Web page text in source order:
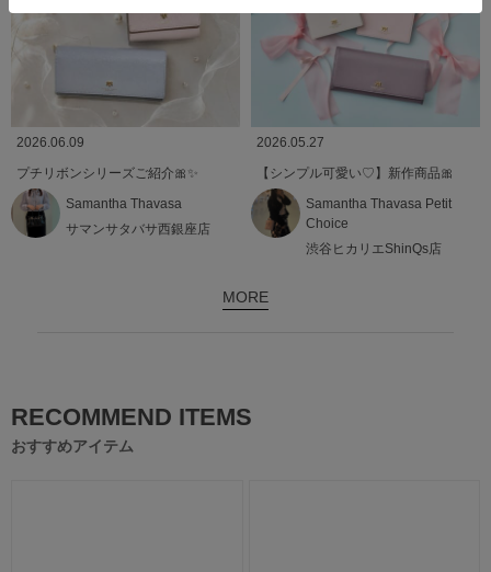
2026.06.09
プチリボンシリーズご紹介🎀✨️
Samantha Thavasa
サマンサタバサ西銀座店
2026.05.27
【シンプル可愛い♡】新作商品🎀
Samantha Thavasa Petit
Choice
渋谷ヒカリエShinQs店
MORE
RECOMMEND ITEMS
おすすめアイテム